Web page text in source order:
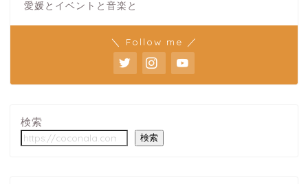
愛媛とイベントと音楽と
＼ Follow me ／
検索
検索